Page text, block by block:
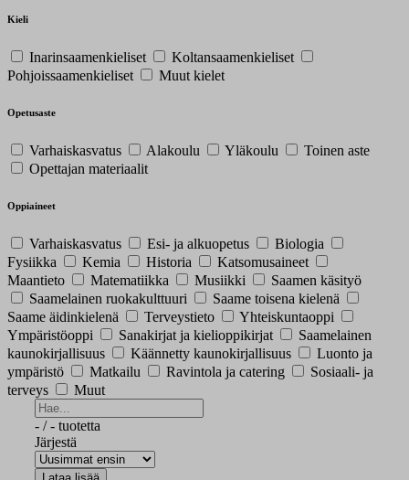
Kieli
Inarinsaamenkieliset
Koltansaamenkieliset
Pohjoissaamenkieliset
Muut kielet
Opetusaste
Varhaiskasvatus Alakoulu Yläkoulu
Toinen aste
Opettajan materiaalit
Oppiaineet
Varhaiskasvatus Esi- ja alkuopetus
Biologia
Fysiikka
Kemia Historia
Katsomusaineet
Maantieto
Matematiikka Musiikki
Saamen käsityö
Saamelainen ruokakulttuuri
Saame toisena kielenä
Saame äidinkielenä
Terveystieto
Yhteiskuntaoppi
Ympäristöoppi
Sanakirjat ja kielioppikirjat
Saamelainen
kaunokirjallisuus
Käännetty kaunokirjallisuus
Luonto ja
ympäristö
Matkailu Ravintola ja catering
Sosiaali- ja
terveys
Muut
- /- tuotetta
Järjestä